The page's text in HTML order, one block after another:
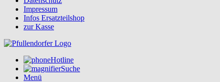
Impressum
Infos Ersatzteilshop
zur Kasse
Hotline
Suche
Menü